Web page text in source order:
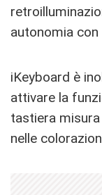
autonomia
iKeyboard è
attivare la
tastiera
nelle